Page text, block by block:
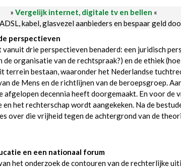
» Vergelijk internet, digitale tv en bellen «
kabel, glasvezel aanbieders en bespaar geld
perspectieven
drie perspectieven benaderd: een juridisch
organisatie van de rechtspraak?) en de ethiek
terrein bestaan, waaronder het Nederlandse
de Mens en de richtlijnen van de beroepsgroep.
decennia heeft doorgemaakt. En voor de
het rechterschap wordt aangekeken. Na de
over die vrijheid tegen de achtergrond van de
en een nationaal forum
het onderzoek de contouren van de rechterlijke